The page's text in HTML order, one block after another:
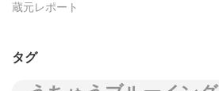
蔵元レポート
タグ